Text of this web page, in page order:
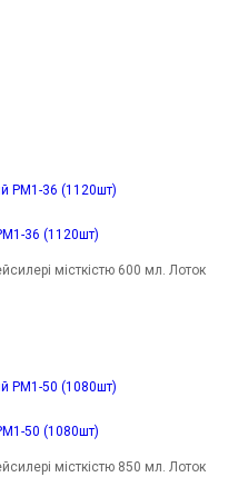
36 (1120шт)
місткістю 600 мл. Лоток
50 (1080шт)
місткістю 850 мл. Лоток